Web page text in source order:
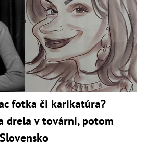
fotka či karikatúra?
drela v továrni, potom